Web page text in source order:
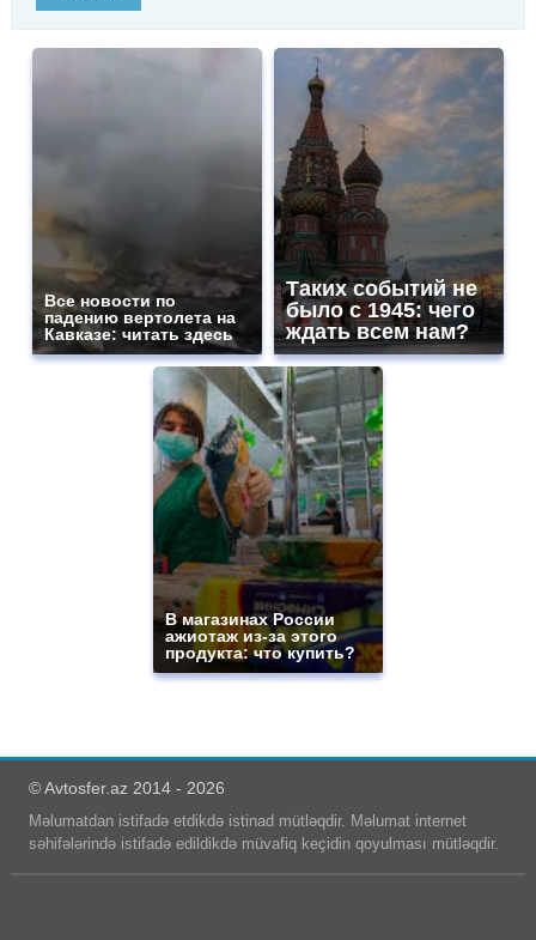
Все новости по
падению вертолета на
Кавказе: читать здесь
Таких событий не
было с 1945: чего
ждать всем нам?
В магазинах России
ажиотаж из-за этого
продукта: что купить?
© Avtosfer.az 2014 - 2026
Məlumatdan istifadə etdikdə istinad mütləqdir. Məlumat internet
səhifələrində istifadə edildikdə müvafiq keçidin qoyulması mütləqdir.